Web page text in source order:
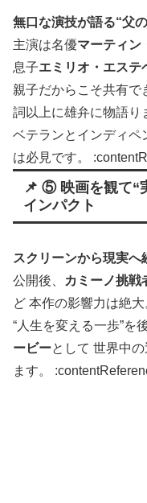
無口な演技が語る“父
主演は名優マーティン
息子エミリオ・エステ
親子だからこそ共有で
詞以上に雄弁に物語り
ベテランとインディペ
は必見です。
📌 ⑤ 映画を観て“
インパクト
スクリーンから現実へ
公開後、 カミーノ挑戦
ど 本作の影響力は絶大
“人生を変える一歩”を
ービーとして 世界中
ます。